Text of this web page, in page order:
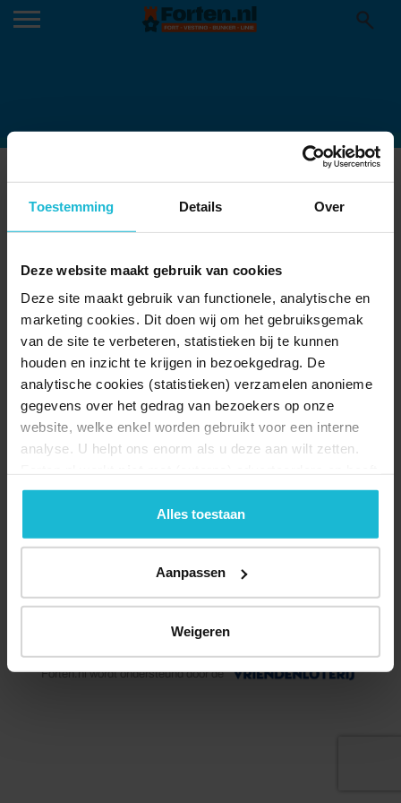
Toestemming Details Over
Deze website maakt gebruik van cookies
Deze site maakt gebruik van functionele, analytische en
marketing cookies. Dit doen wij om het gebruiksgemak
van de site te verbeteren, statistieken bij te kunnen
houden en inzicht te krijgen in bezoekgedrag. De
analytische cookies (statistieken) verzamelen anonieme
gegevens over het gedrag van bezoekers op onze
website, welke enkel worden gebruikt voor een interne
analyse. U helpt ons enorm als u deze aan wilt zetten.
geen commerciële doelstelling. U kunt deze cookies via
de knoppen accepteren, beheren of weigeren.
Alles toestaan
Aanpassen
Weigeren
FORT-PANNERDEN-
SOLDATENVERHALEN
© 2026 Stichting Forten Nederland
Forten.nl wordt ondersteund door de